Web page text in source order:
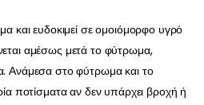
και ευδοκιμεί σε ομοιόμορφο υγρό
αμέσως μετά το φύτρωμα,
Ανάμεσα στο φύτρωμα και το
ποτίσματα αν δεν υπάρχει βροχή ή